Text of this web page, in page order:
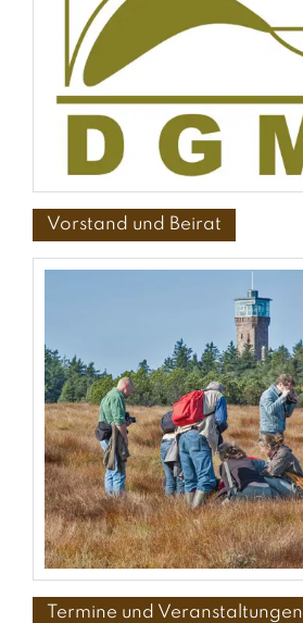
Vorstand und Beirat
Termine und Veranstaltungen